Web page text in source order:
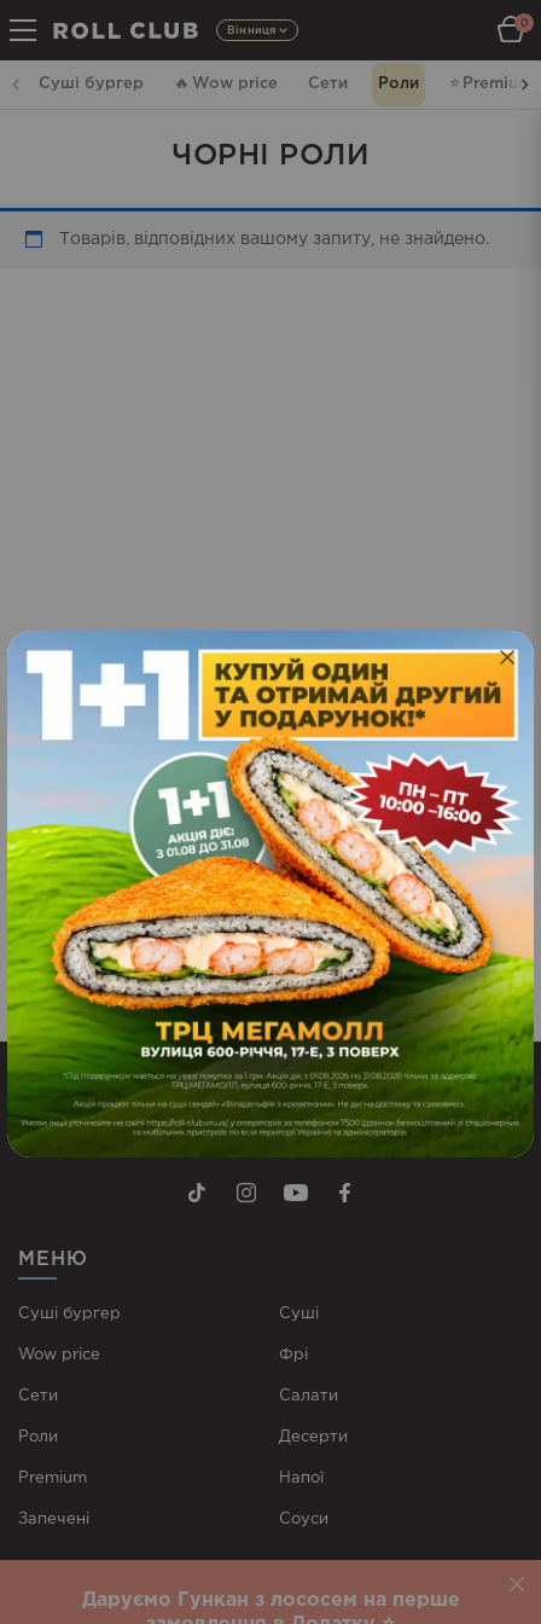
Вінниця
0
Суші бургер 🔥 Wow price Сети Роли ⭐️ Premium
ЧОРНІ РОЛИ
Товарів, відповідних вашому запиту, не знайдено.
МЕНЮ
Суші бургер
Wow price
Сети
Роли
Premium
Запечені
Суші
Фрі
Cалати
Десерти
Напої
Соуси
СТОРІНКИДаруємо Гункан з лососем на перше